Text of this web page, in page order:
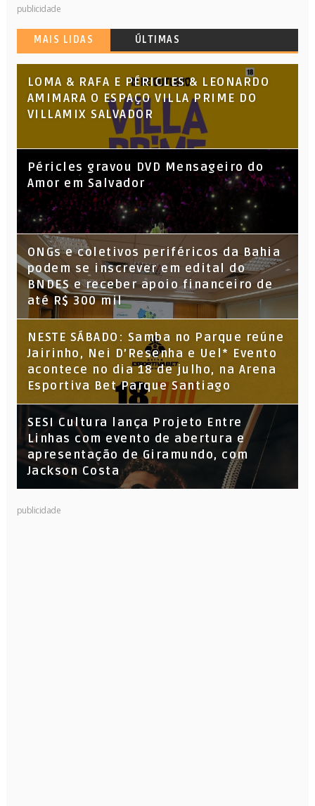
publicidade
MAIS LIDAS ÚLTIMAS
LOMA & RAFA E PÉRICLES & LEONARDO
AMIMARA O ESPAÇO VILLA PRIME DO
VILLAMIX SALVADOR
Péricles gravou DVD Mensageiro do
Amor em Salvador
ONGs e coletivos periféricos da Bahia
podem se inscrever em edital do
BNDES e receber apoio financeiro de
até R$ 300 mil
NESTE SÁBADO: Samba no Parque reúne
Jairinho, Nei D’Resenha e Uel* Evento
acontece no dia 18 de julho, na Arena
Esportiva Bet Parque Santiago
SESI Cultura lança Projeto Entre
Linhas com evento de abertura e
apresentação de Giramundo, com
Jackson Costa
publicidade